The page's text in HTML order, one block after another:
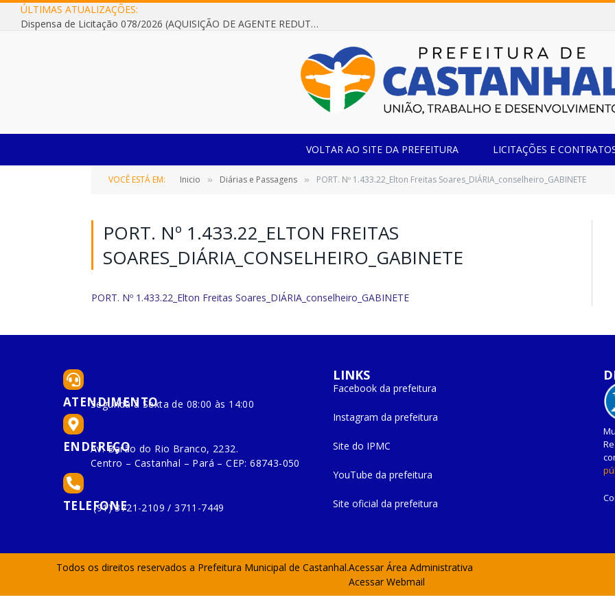
ÚLTIMAS ATUALIZAÇÕES:
Dispensa de Licitação 078/2026 (AQUISIÇÃO DE AGENTE REDUTOR LÍQUIDO AUTOMOTIVO – ARLA 32, PARA ATENDER A FROTA OFICIAL DE VEÍCULOS DA SECRETARIA MUNICIPAL DE EDUCAÇÃO DO MUNICÍPIO DE CASTANHAL/PA)
VOLTAR AO SITE DA PREFEITURA LICITAÇÕES E
VOCÊ ESTÁ EM: Inicio » Diárias e Passagens » PORT. Nº 1.433.22_Elton Freitas Soares_DIÁRIA_conselheiro_GABINETE
PORT. Nº 1.433.22_ELTON FREITAS
SOARES_DIÁRIA_CONSELHEIRO_GABINETE
PORT. Nº 1.433.22_Elton Freitas Soares_DIÁRIA_conselheiro_GABINETE
ATENDIMENTO
Segunda à Sexta de 08:00 às 14:00
ENDEREÇO
Av. Barão do Rio Branco, 2232.
Centro – Castanhal – Pará – CEP: 68743-050
TELEFONE
(91) 3721-2109 / 3711-7449
LINKS
Facebook da prefeitura
Instagram da prefeitura
Site do IPMC
YouTube da prefeitura
Site oficial da prefeitura
Todos os direitos reservados a Prefeitura Municipal de Castanhal.Acessar Área Administrativa
Acessar Webmail